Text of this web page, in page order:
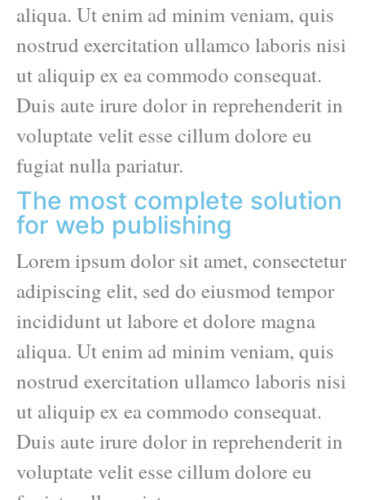
aliqua. Ut enim ad minim veniam, quis
nostrud exercitation ullamco laboris nisi
ut aliquip ex ea commodo consequat.
Duis aute irure dolor in reprehenderit in
voluptate velit esse cillum dolore eu
fugiat nulla pariatur.
The most complete solution
for web publishing
Lorem ipsum dolor sit amet, consectetur
adipiscing elit, sed do eiusmod tempor
incididunt ut labore et dolore magna
aliqua. Ut enim ad minim veniam, quis
nostrud exercitation ullamco laboris nisi
ut aliquip ex ea commodo consequat.
Duis aute irure dolor in reprehenderit in
voluptate velit esse cillum dolore eu